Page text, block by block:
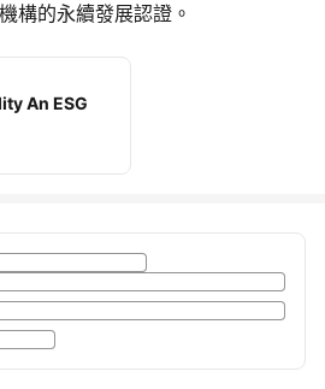
構的永續發展認證。
An ESG